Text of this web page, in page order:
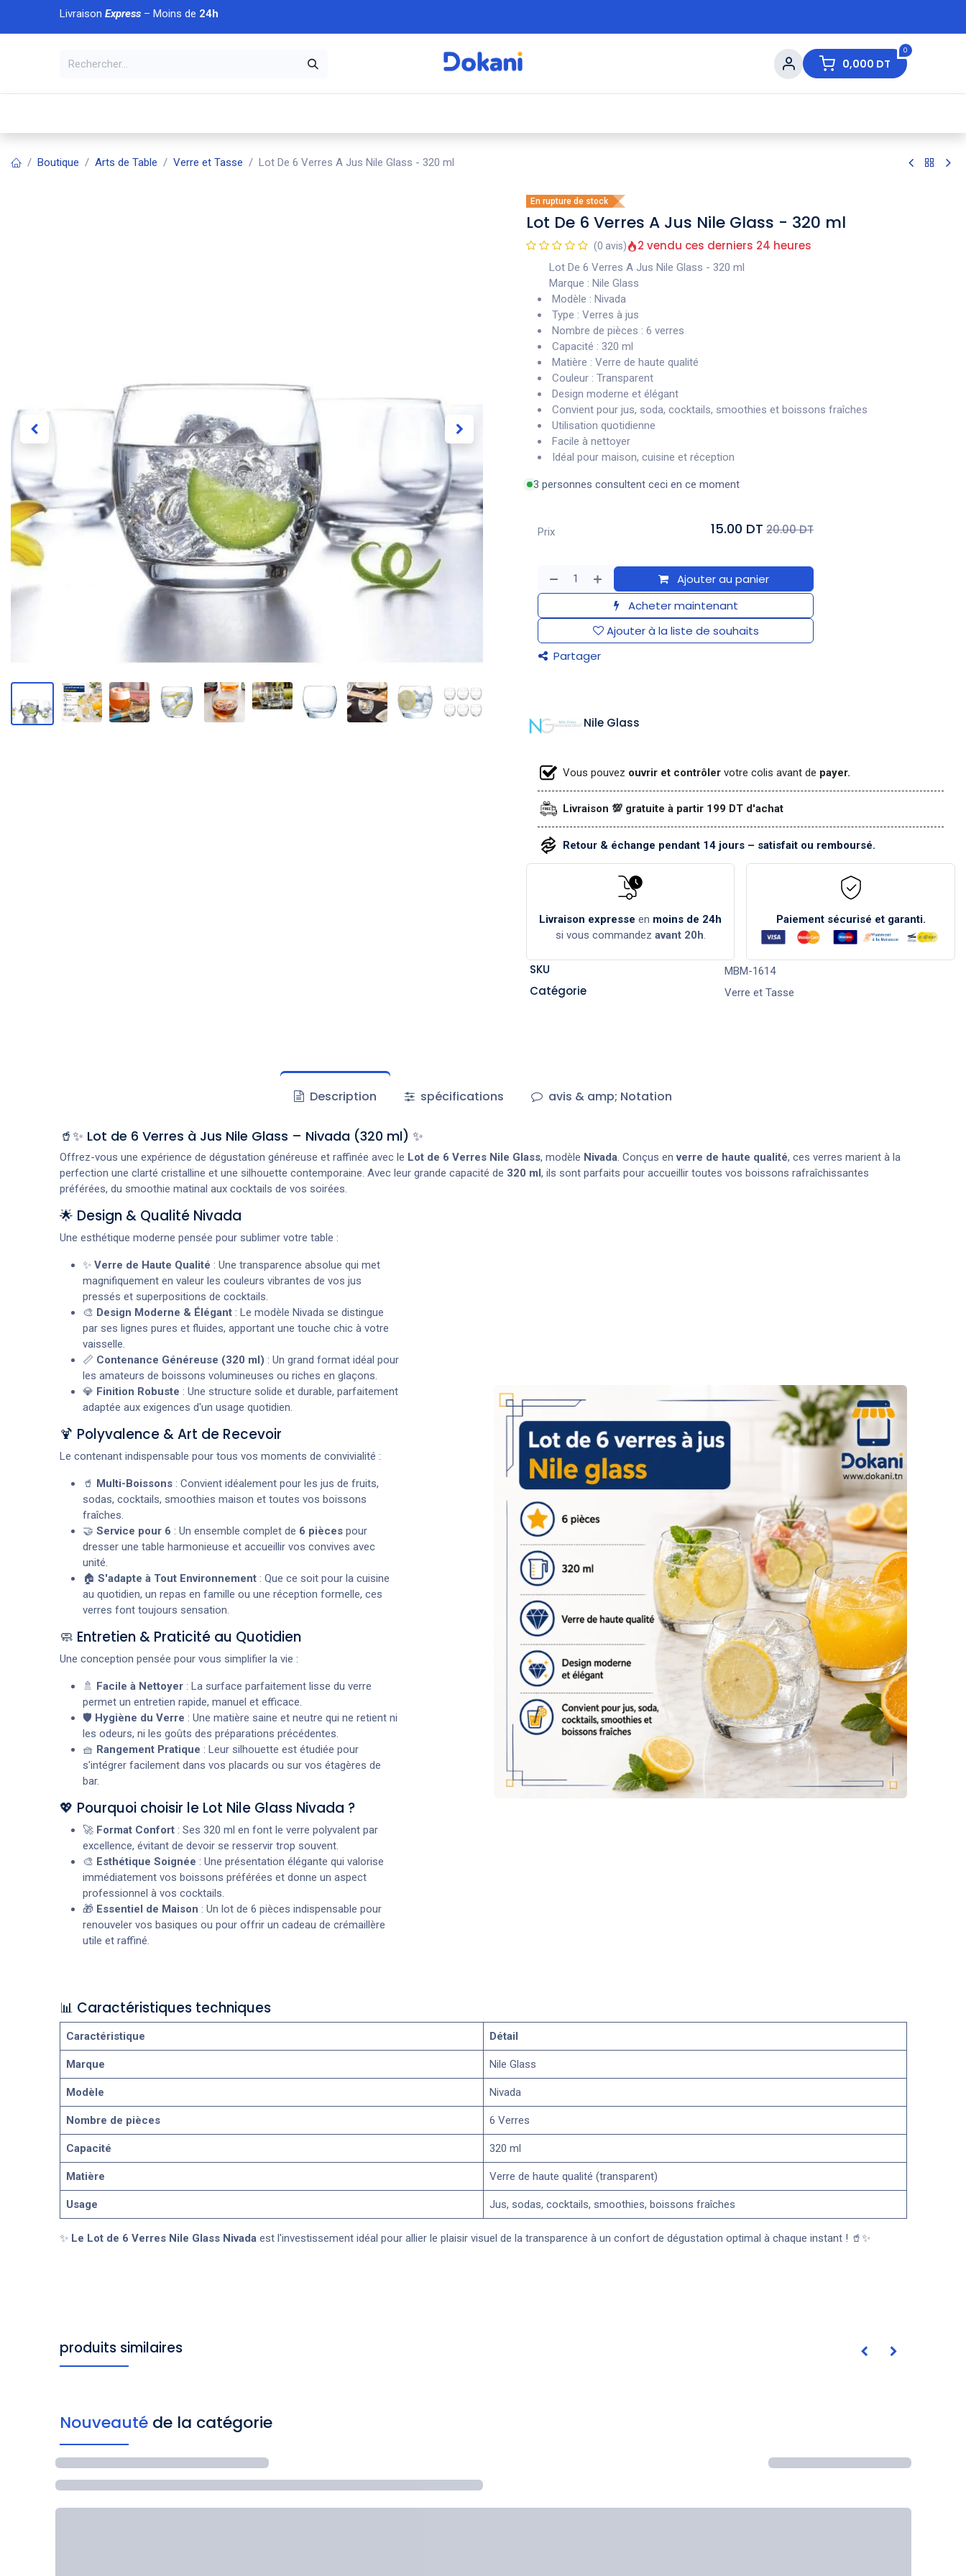
Se rendre au contenu
Livraison Express– Moins de 24h
0
0,000 DT
À DÉCOUVRIR
Boutique Arts de Table Verre et Tasse Lot De 6 Verres A Jus Nile Glass - 320 ml
En rupture de stock
Lot De 6 Verres A Jus Nile Glass - 320 ml
(0 avis) 2 vendu ces derniers 24 heures
Lot De 6 Verres A Jus Nile Glass - 320 ml
Marque : Nile Glass
Modèle : Nivada
Type : Verres à jus
Nombre de pièces : 6 verres
Capacité : 320 ml
Matière : Verre de haute qualité
Couleur : Transparent
Design moderne et élégant
Convient pour jus, soda, cocktails, smoothies et boissons fraîches
Utilisation quotidienne
Facile à nettoyer
Idéal pour maison, cuisine et réception
3 personnes consultent ceci en ce moment
Ajouter au panier
Acheter maintenant
Ajouter à la liste de souhaits
Partager
Prix 15.00 DT 20.00 DT
Nile Glass
Vous pouvez ouvrir et contrôler votre colis avant de payer.
Livraison 💯 gratuite à partir 199 DT d'achat
Retour & échange pendant 14 jours – satisfait ou remboursé.
Livraison expresse en moins de 24h
si vous commandez avant 20h.
Paiement sécurisé et garanti.
SKU MBM-1614
Catégorie Verre et Tasse
Description spécifications avis & amp; Notation
🥤✨ Lot de 6 Verres à Jus Nile Glass – Nivada (320 ml) ✨
Offrez-vous une expérience de dégustation généreuse et raffinée avec le Lot de 6 Verres Nile Glass, modèle Nivada. Conçus enverre de haute qualité, ces verres marient à la
perfection une clarté cristalline et une silhouette contemporaine. Avec leur grande capacité de 320 ml, ils sont parfaits pour accueillir toutes vos boissons rafraîchissantes
préférées, du smoothie matinal aux cocktails de vos soirées.
🌟 Design & Qualité Nivada
Une esthétique moderne pensée pour sublimer votre table :
✨ Verre de Haute Qualité : Une transparence absolue qui met
magnifiquement en valeur les couleurs vibrantes de vos jus
pressés et superpositions de cocktails.
🎨 Design Moderne & Élégant: Le modèle Nivada se distingue
par ses lignes pures et fluides, apportant une touche chic à votre
vaisselle.
📏 Contenance Généreuse (320 ml) : Un grand format idéal pour
les amateurs de boissons volumineuses ou riches en glaçons.
💎 Finition Robuste : Une structure solide et durable, parfaitement
adaptée aux exigences d'un usage quotidien.
🍹 Polyvalence & Art de Recevoir
Le contenant indispensable pour tous vos moments de convivialité :
🥤 Multi-Boissons: Convient idéalement pour les jus de fruits,
sodas, cocktails, smoothies maison et toutes vos boissons
fraîches.
🤝 Service pour 6 : Un ensemble complet de 6 piècespour
dresser une table harmonieuse et accueillir vos convives avec
unité.
🏠 S'adapte à Tout Environnement: Que ce soit pour la cuisine
au quotidien, un repas en famille ou une réception formelle, ces
verres font toujours sensation.
🧼 Entretien & Praticité au Quotidien
Une conception pensée pour vous simplifier la vie :
🚿 Facile à Nettoyer: La surface parfaitement lisse du verre
permet un entretien rapide, manuel et efficace.
🛡️ Hygiène du Verre : Une matière saine et neutre qui ne retient ni
les odeurs, ni les goûts des préparations précédentes.
🧺 Rangement Pratique : Leur silhouette est étudiée pour
s'intégrer facilement dans vos placards ou sur vos étagères de
bar.
💖 Pourquoi choisir le Lot Nile Glass Nivada ?
🚀 Format Confort: Ses 320 ml en font le verre polyvalent par
excellence, évitant de devoir se resservir trop souvent.
🎨 Esthétique Soignée : Une présentation élégante qui valorise
immédiatement vos boissons préférées et donne un aspect
professionnel à vos cocktails.
🎁 Essentiel de Maison : Un lot de 6 pièces indispensable pour
renouveler vos basiques ou pour offrir un cadeau de crémaillère
utile et raffiné.
📊 Caractéristiques techniques
Caractéristique Détail
Marque Nile Glass
Modèle Nivada
Nombre de pièces 6 Verres
Capacité 320 ml
Matière Verre de haute qualité (transparent)
Usage Jus, sodas, cocktails, smoothies, boissons fraîches
✨ Le Lot de 6 Verres Nile Glass Nivadaest l'investissement idéal pour allier le plaisir visuel de la transparence à un confort de dégustation optimal à chaque instant ! 🥤✨
produits similaires
Nouveauté de la catégorie